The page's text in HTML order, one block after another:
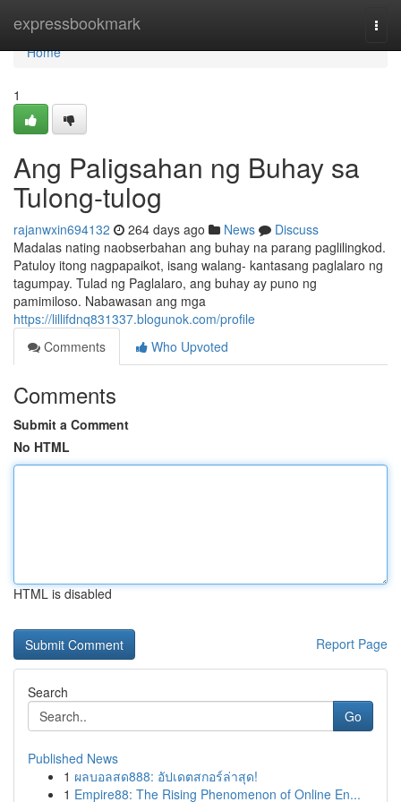
expressbookmark
Home
Home
1
Ang Paligsahan ng Buhay sa
Tulong-tulog
rajanwxin694132 264 days ago News
Discuss
Madalas nating naobserbahan ang buhay na parang paglilingkod.
Patuloy itong nagpapaikot, isang walang- kantasang paglalaro ng
tagumpay. Tulad ng Paglalaro, ang buhay ay puno ng
pamimiloso. Nabawasan ang mga
https://lillifdnq831337.blogunok.com/profile
Comments
Who Upvoted
Comments
Submit a Comment
No HTML
HTML is disabled
Report Page
Search
Go
Published News
1 ผลบอลสด888: อัปเดตสกอร์ล่าสุด!
1 Empire88: The Rising Phenomenon of Online En...